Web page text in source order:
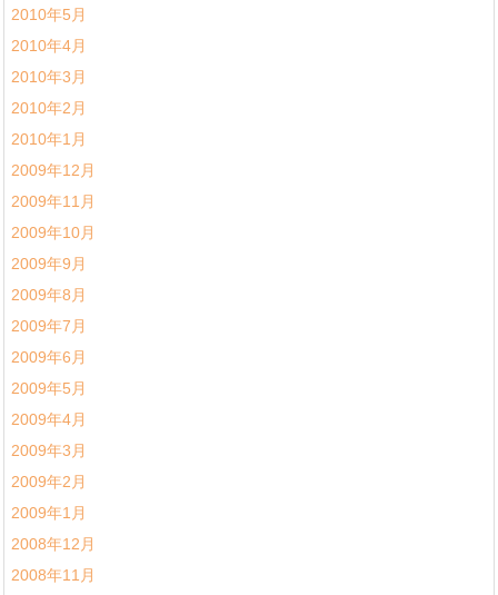
2010年5月
2010年4月
2010年3月
2010年2月
2010年1月
2009年12月
2009年11月
2009年10月
2009年9月
2009年8月
2009年7月
2009年6月
2009年5月
2009年4月
2009年3月
2009年2月
2009年1月
2008年12月
2008年11月